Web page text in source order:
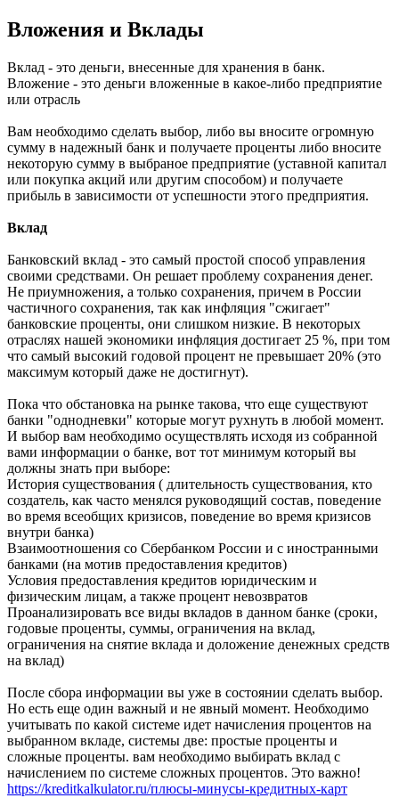
Вложения и Вклады
Вклад - это деньги, внесенные для хранения в банк.
Вложение - это деньги вложенные в какое-либо предприятие
или отрасль
Вам необходимо сделать выбор, либо вы вносите огромную
сумму в надежный банк и получаете проценты либо вносите
некоторую сумму в выбраное предприятие (уcтавной капитал
или покупка акций или другим способом) и получаете
прибыль в зависимости от успешности этого предприятия.
Вклад
Банковский вклад - это самый простой способ управления
своими средствами. Он решает проблему сохранения денег.
Не приумножения, а только сохранения, причем в России
частичного сохранения, так как инфляция "сжигает"
банковские проценты, они слишком низкие. В некоторых
отраслях нашей экономики инфляция достигает 25 %, при том
что самый высокий годовой процент не превышает 20% (это
максимум который даже не достигнут).
Пока что обстановка на рынке такова, что еще существуют
банки "однодневки" которые могут рухнуть в любой момент.
И выбор вам необходимо осуществлять исходя из собранной
вами информации о банке, вот тот минимум который вы
должны знать при выборе:
История существования ( длительность существования, кто
создатель, как часто менялся руководящий состав, поведение
во время всеобщих кризисов, поведение во время кризисов
внутри банка)
Взаимоотношения со Сбербанком России и с иностранными
банками (на мотив предоставления кредитов)
Условия предоставления кредитов юридическим и
физическим лицам, а также процент невозвратов
Проанализировать все виды вкладов в данном банке (сроки,
годовые проценты, суммы, ограничения на вклад,
ограничения на снятие вклада и доложение денежных средств
на вклад)
После сбора информации вы уже в состоянии сделать выбор.
Но есть еще один важный и не явный момент. Необходимо
учитывать по какой системе идет начисления процентов на
выбранном вкладе, системы две: простые проценты и
сложные проценты. вам необходимо выбирать вклад с
начислением по системе сложных процентов. Это важно!
https://kreditkalkulator.ru/плюсы-минусы-кредитных-карт